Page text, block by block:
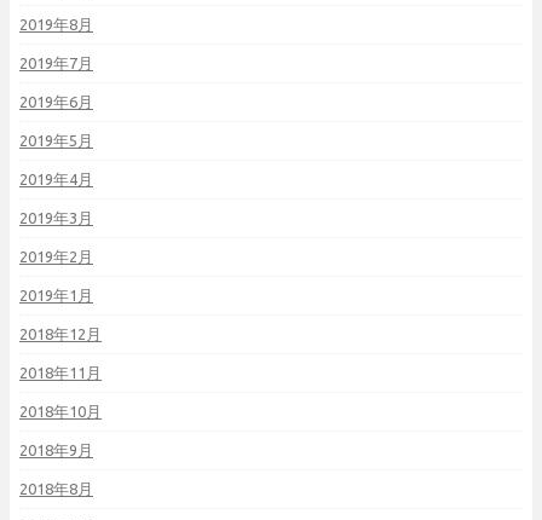
2019年8月
2019年7月
2019年6月
2019年5月
2019年4月
2019年3月
2019年2月
2019年1月
2018年12月
2018年11月
2018年10月
2018年9月
2018年8月